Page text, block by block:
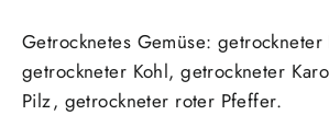
Getrocknetes Gemüse: getrockneter
getrockneter Kohl, getrockneter
Pilz, getrockneter roter Pfeffer.